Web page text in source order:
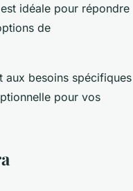
idéale pour répondre
de
aux besoins spécifiques
pour vos